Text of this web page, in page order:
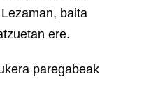
baita
ere.
paregabeak